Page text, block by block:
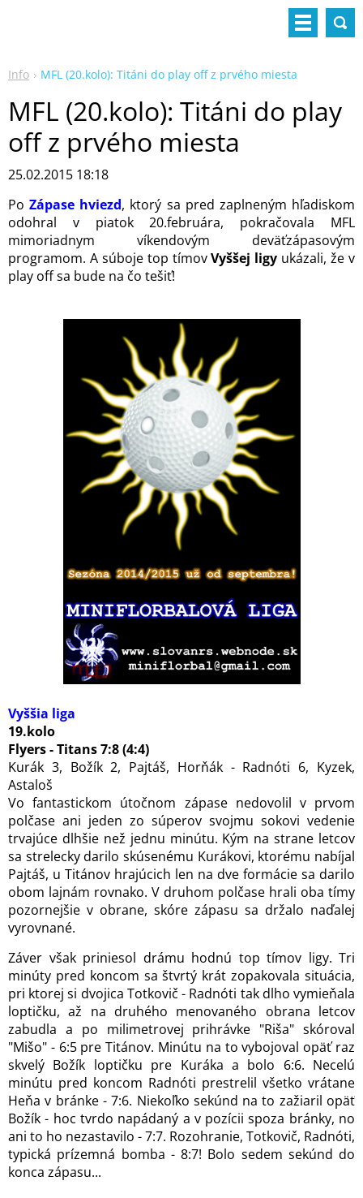
Info MFL (20.kolo): Titáni do play off z prvého miesta
MFL (20.kolo): Titáni do play
off z prvého miesta
25.02.2015 18:18
PoZápase hviezd, ktorý sa pred zaplneným hľadiskom
odohral v piatok 20.februára, pokračovala MFL
mimoriadnym víkendovým deväťzápasovým
programom. A súboje top tímovVyššej ligy ukázali, že v
play off sa bude na čo tešiť!
Vyššia liga
19.kolo
Flyers - Titans 7:8 (4:4)
Kurák 3, Božík 2, Pajtáš, Horňák - Radnóti 6, Kyzek,
Astaloš
Vo fantastickom útočnom zápase nedovolil v prvom
polčase ani jeden zo súperov svojmu sokovi vedenie
trvajúce dlhšie než jednu minútu. Kým na strane letcov
sa strelecky darilo skúsenému Kurákovi, ktorému nabíjal
Pajtáš, u Titánov hrajúcich len na dve formácie sa darilo
obom lajnám rovnako. V druhom polčase hrali oba tímy
pozornejšie v obrane, skóre zápasu sa držalo naďalej
vyrovnané.
Záver však priniesol drámu hodnú top tímov ligy. Tri
minúty pred koncom sa štvrtý krát zopakovala situácia,
pri ktorej si dvojica Totkovič - Radnóti tak dlho vymieňala
loptičku, až na druhého menovaného obrana letcov
zabudla a po milimetrovej prihrávke "Riša" skóroval
"Mišo" - 6:5 pre Titánov. Minútu na to vybojoval opäť raz
skvelý Božík loptičku pre Kuráka a bolo 6:6. Necelú
minútu pred koncom Radnóti prestrelil všetko vrátane
Heňa v bránke - 7:6. Niekoľko sekúnd na to zažiaril opäť
Božík - hoc tvrdo napádaný a v pozícii spoza bránky, no
ani to ho nezastavilo - 7:7. Rozohranie, Totkovič, Radnóti,
typická prízemná bomba - 8:7! Bolo sedem sekúnd do
konca zápasu...